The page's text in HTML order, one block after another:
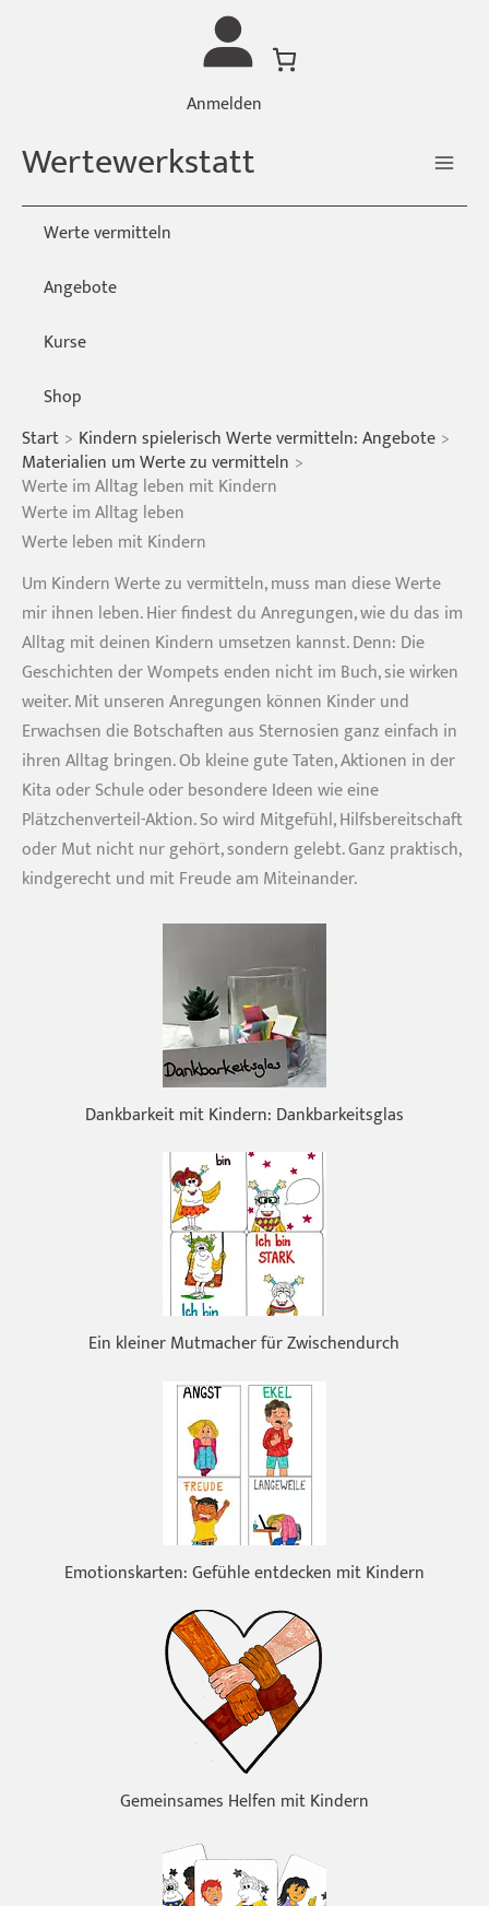
Anmelden
Wertewerkstatt
Werte vermitteln
Angebote
Kurse
Shop
Start
Kindern spielerisch Werte vermitteln: Angebote
Materialien um Werte zu vermitteln
Werte im Alltag leben mit Kindern
Werte im Alltag leben
Werte leben mit Kindern
Um Kindern Werte zu vermitteln, muss man diese Werte
mir ihnen leben. Hier findest du Anregungen, wie du das im
Alltag mit deinen Kindern umsetzen kannst. Denn: Die
Geschichten der Wompets enden nicht im Buch, sie wirken
weiter. Mit unseren Anregungen können Kinder und
Erwachsen die Botschaften aus Sternosien ganz einfach in
ihren Alltag bringen. Ob kleine gute Taten, Aktionen in der
Kita oder Schule oder besondere Ideen wie eine
Plätzchenverteil-Aktion. So wird Mitgefühl, Hilfsbereitschaft
oder Mut nicht nur gehört, sondern gelebt. Ganz praktisch,
kindgerecht und mit Freude am Miteinander.
Dankbarkeit mit Kindern: Dankbarkeitsglas
Ein kleiner Mutmacher für Zwischendurch
Emotionskarten: Gefühle entdecken mit Kindern
Gemeinsames Helfen mit Kindern